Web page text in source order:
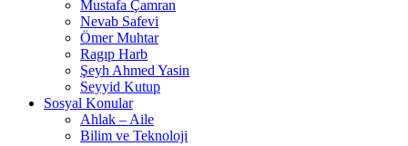
Mustafa Çamran
Nevab Safevi
Ömer Muhtar
Ragıp Harb
Şeyh Ahmed Yasin
Seyyid Kutup
Sosyal Konular
Ahlak – Aile
Bilim ve Teknoloji